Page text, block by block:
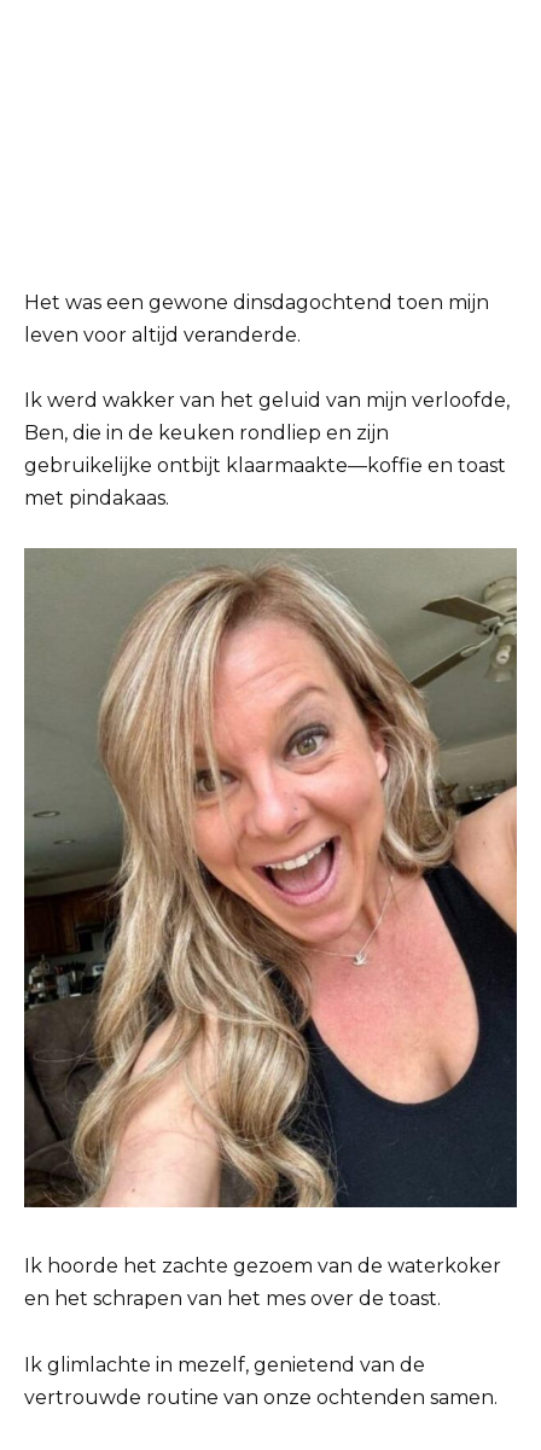
Het was een gewone dinsdagochtend toen mijn
leven voor altijd veranderde.
Ik werd wakker van het geluid van mijn verloofde,
Ben, die in de keuken rondliep en zijn
gebruikelijke ontbijt klaarmaakte—koffie en toast
met pindakaas.
Ik hoorde het zachte gezoem van de waterkoker
en het schrapen van het mes over de toast.
Ik glimlachte in mezelf, genietend van de
vertrouwde routine van onze ochtenden samen.